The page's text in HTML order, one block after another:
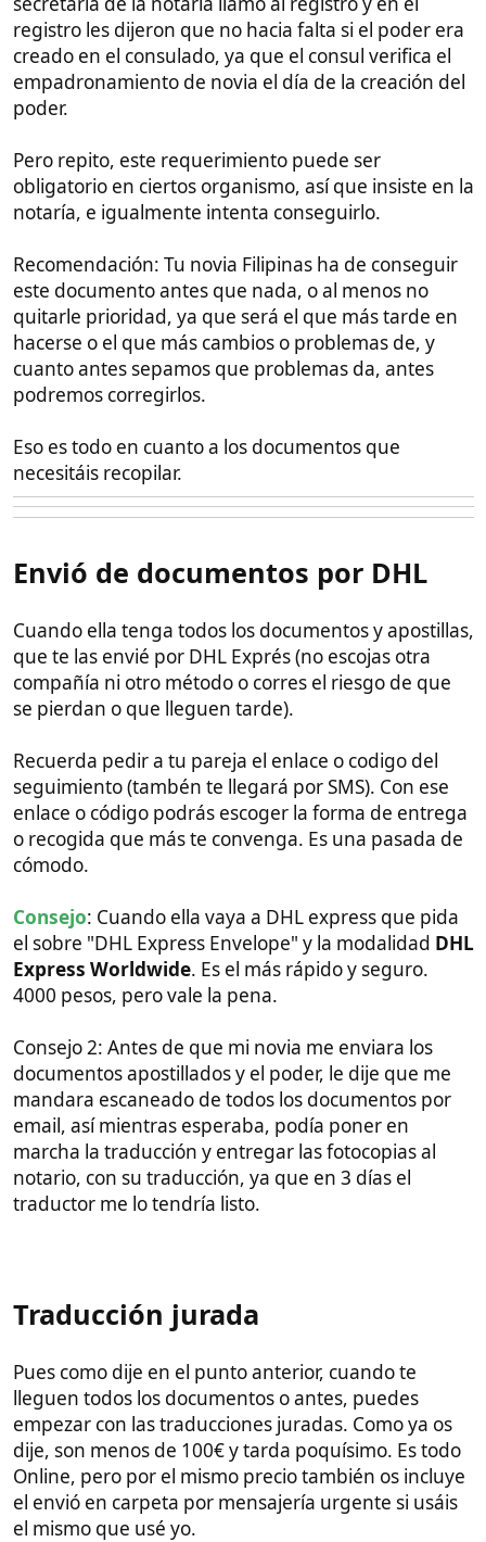
Testigos: Tendréis que aportar dos testigos, uno
que te conozca a ti, y otro que conozca a la novia, y
este punto es delicado porque seguramente no hay
nadie en tu entorno que la conozca en persona.
sentimental y saber que es real y no una farsa o un
matrimonio de conveniencia "Yo sí te creo" pero el
notario no, y hay que demostrar que es real. Por eso
Solución al testigo de ella : Tanto un testigo como el
otro ya deberían de estar al corriente de tu situación
y si son amigos de confianza mejor. La solución está
en hacer videollamadas a tus testigos cuando estés
con ella. Que se conozca, que se saluden, que vean
que es tu novia y que se empapen de que la relación
fotos y videos juntos en Facebook e instagram e
invitar a los testigos para que vean las publicaciones
juntos que hacéis.
tiempo : No está de más aportar pruebas en la vista
pruebas serían suficientes. Yo por ejemplo aporté un
documento que hice para casarme en filipinas y que
al final caducó y me retiré de esa vía porque no me
interesaba estar casado por la ley filipina.
Vosotros podéis aportar fotos juntos y con su familia,
vuestras en Facebook donde se vea la fecha y
muestras de cariño o amor, o que se intuya que os
conocéis desde hace tiempo (lo suyo es más de un
año).
Recibos de envíos de dinero, por ejemplo si la estás
ayudando económicamente y le has enviado dinero
En algunos casos puede ser necesario que ella vaya
a la entrevista en el consulado para verificar que
vuestra relación es real, anqué el poder notarial
hecho en el consulado por ella suele tener peso
suficiente.
El notario ha de ver que todo es real, y ha de "Juzgar
suficiente" según el artículo 55 que le da poder al
notario para decidir si lo que tiene delante es
convincente y que no hace falta entrevista o algo
más.
El notario es una autoridad al nivel de un juez,
tratadlo con respeto, id bien vestidos y manteneos
llevaros un portátil y hacer video llamada con
vuestra prometida, a mi me lo propusieron pero
electricidad ni internet fibra ni datos.
El notario os casará y os darán muchos papeles.
Si todo va bien pagareis una hermosa suma de 700€
la cual casi me provoca un bajón de dopamina.
Al cabo de unas semanas o meses, si todo ha sido
Este sitio usa cookies. Para continuar usando este sitio, se debe
aceptar nuestro uso de cookies.